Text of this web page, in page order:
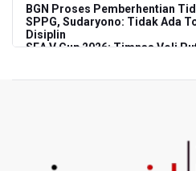
BGN Proses Pemberhentian
SPPG, Sudaryono: Tidak Ada
Disiplin
SEA V Cup 2026: Timnas Voli
PSSI Evaluasi TImnas